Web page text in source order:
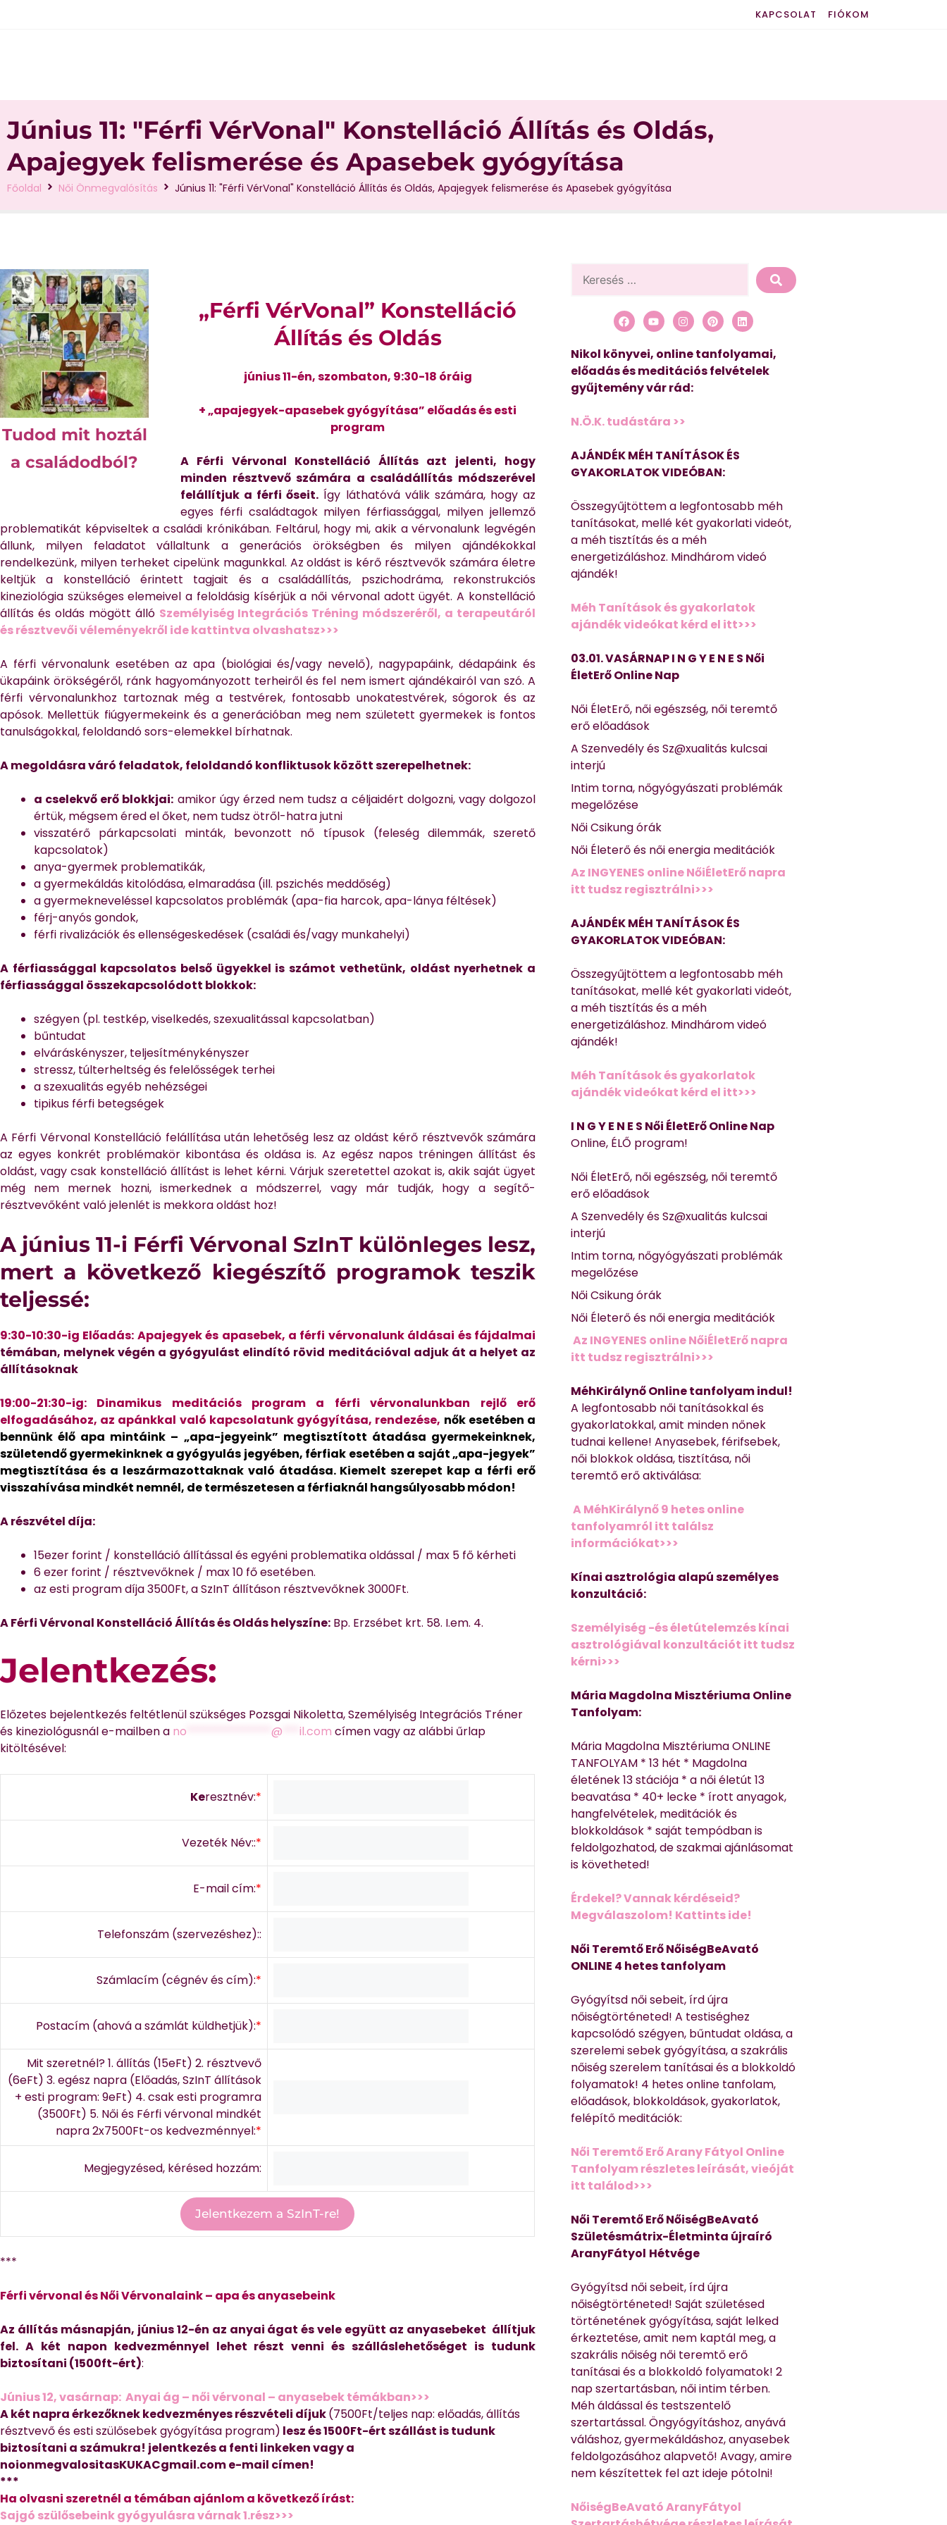
KAPCSOLAT FIÓKOM
Június 11: "Férfi VérVonal" Konstelláció Állítás és Oldás,
Apajegyek felismerése és Apasebek gyógyítása
Főoldal Női Önmegvalósítás Június 11: "Férfi VérVonal" Konstelláció Állítás és Oldás, Apajegyek felismerése és Apasebek gyógyítása
Tudod mit hoztál
a családodból?
„Férfi VérVonal” Konstelláció
Állítás és Oldás
június 11-én, szombaton, 9:30-18 óráig
+ „apajegyek-apasebek gyógyítása” előadás és esti
program
A Férfi Vérvonal Konstelláció Állítás azt jelenti, hogy
minden résztvevő számára a családállítás módszerével
felállítjuk a férfi őseit. Így láthatóvá válik számára, hogy az
egyes férfi családtagok milyen férfiassággal, milyen jellemző
problematikát képviseltek a családi krónikában. Feltárul, hogy mi, akik a vérvonalunk legvégén
állunk, milyen feladatot vállaltunk a generációs örökségben és milyen ajándékokkal
rendelkezünk, milyen terheket cipelünk magunkkal. Az oldást is kérő résztvevők számára életre
keltjük a konstelláció érintett tagjait és a családállítás, pszichodráma, rekonstrukciós
kineziológia szükséges elemeivel a feloldásig kísérjük a női vérvonal adott ügyét. A konstelláció
állítás és oldás mögött álló Személyiség Integrációs Tréning módszeréről, a terapeutáról
és résztvevői véleményekről ide kattintva olvashatsz>>>
A férfi vérvonalunk esetében az apa (biológiai és/vagy nevelő), nagypapáink, dédapáink és
ükapáink örökségéről, ránk hagyományozott terheiről és fel nem ismert ajándékairól van szó. A
férfi vérvonalunkhoz tartoznak még a testvérek, fontosabb unokatestvérek, sógorok és az
apósok. Mellettük fiúgyermekeink és a generációban meg nem született gyermekek is fontos
tanulságokkal, feloldandó sors-elemekkel bírhatnak.
A megoldásra váró feladatok, feloldandó konfliktusok között szerepelhetnek:
a cselekvő erő blokkjai: amikor úgy érzed nem tudsz a céljaidért dolgozni, vagy dolgozol
értük, mégsem éred el őket, nem tudsz ötről-hatra jutni
visszatérő párkapcsolati minták, bevonzott nő típusok (feleség dilemmák, szerető
kapcsolatok)
anya-gyermek problematikák,
a gyermekáldás kitolódása, elmaradása (ill. pszichés meddőség)
a gyermekneveléssel kapcsolatos problémák (apa-fia harcok, apa-lánya féltések)
férj-anyós gondok,
férfi rivalizációk és ellenségeskedések (családi és/vagy munkahelyi)
A férfiassággal kapcsolatos belső ügyekkel is számot vethetünk, oldást nyerhetnek a
férfiassággal összekapcsolódott blokkok:
szégyen (pl. testkép, viselkedés, szexualitással kapcsolatban)
bűntudat
elváráskényszer, teljesítménykényszer
stressz, túlterheltség és felelősségek terhei
a szexualitás egyéb nehézségei
tipikus férfi betegségek
A Férfi Vérvonal Konstelláció felállítása után lehetőség lesz az oldást kérő résztvevők számára
az egyes konkrét problémakör kibontása és oldása is. Az egész napos tréningen állítást és
oldást, vagy csak konstelláció állítást is lehet kérni. Várjuk szeretettel azokat is, akik saját ügyet
még nem mernek hozni, ismerkednek a módszerrel, vagy már tudják, hogy a segítő-
résztvevőként való jelenlét is mekkora oldást hoz!
A június 11-i Férfi Vérvonal SzInT különleges lesz,
mert a következő kiegészítő programok teszik
teljessé:
9:30-10:30-ig Előadás: Apajegyek és apasebek, a férfi vérvonalunk áldásai és fájdalmai
témában, melynek végén a gyógyulást elindító rövid meditációval adjuk át a helyet az
állításoknak
19:00-21:30-ig: Dinamikus meditációs program a férfi vérvonalunkban rejlő erő
elfogadásához, az apánkkal való kapcsolatunk gyógyítása, rendezése, nők esetében a
bennünk élő apa mintáink – „apa-jegyeink” megtisztított átadása gyermekeinknek,
születendő gyermekinknek a gyógyulás jegyében, férfiak esetében a saját „apa-jegyek”
megtisztítása és a leszármazottaknak való átadása. Kiemelt szerepet kap a férfi erő
visszahívása mindkét nemnél, de természetesen a férfiaknál hangsúlyosabb módon!
A részvétel díja:
15ezer forint / konstelláció állítással és egyéni problematika oldással / max 5 fő kérheti
6 ezer forint / résztvevőknek / max 10 fő esetében.
az esti program díja 3500Ft, a SzInT állításon résztvevőknek 3000Ft.
A Férfi Vérvonal Konstelláció Állítás és Oldás helyszíne: Bp. Erzsébet krt. 58. I.em. 4.
Jelentkezés:
Előzetes bejelentkezés feltétlenül szükséges Pozsgai Nikoletta, Személyiség Integrációs Tréner
és kineziológusnál e-mailben a no @ il.com címen vagy az alábbi űrlap
kitöltésével:
Keresztnév:*
Vezeték Név::*
E-mail cím:*
Telefonszám (szervezéshez)::
Számlacím (cégnév és cím):*
Postacím (ahová a számlát küldhetjük):*
Mit szeretnél? 1. állítás (15eFt) 2. résztvevő
(6eFt) 3. egész napra (Előadás, SzInT állítások
+ esti program: 9eFt) 4. csak esti programra
(3500Ft) 5. Női és Férfi vérvonal mindkét
napra 2x7500Ft-os kedvezménnyel:*
Megjegyzésed, kérésed hozzám:
***
Férfi vérvonal és Női Vérvonalaink – apa és anyasebeink
Az állítás másnapján, június 12-én az anyai ágat és vele együtt az anyasebeket állítjuk
fel. A két napon kedvezménnyel lehet részt venni és szálláslehetőséget is tudunk
biztosítani (1500ft-ért):
Június 12, vasárnap: Anyai ág – női vérvonal – anyasebek témákban>>>
A két napra érkezőknek kedvezményes részvételi díjuk(7500Ft/teljes nap: előadás, állítás
résztvevő és esti szülősebek gyógyítása program) lesz és 1500Ft-ért szállást is tudunk
biztosítani a számukra! jelentkezés a fenti linkeken vagy a
noionmegvalositasKUKACgmail.com e-mail címen!
***
Ha olvasni szeretnél a témában ajánlom a következő írást:
Sajgó szülősebeink gyógyulásra várnak 1.rész>>>
Nikol könyvei, online tanfolyamai,
előadás és meditációs felvételek
gyűjtemény vár rád:
N.Ö.K. tudástára >>
AJÁNDÉK MÉH TANÍTÁSOK ÉS
GYAKORLATOK VIDEÓBAN:
Összegyűjtöttem a legfontosabb méh
tanításokat, mellé két gyakorlati videót,
a méh tisztítás és a méh
energetizáláshoz. Mindhárom videó
ajándék!
Méh Tanítások és gyakorlatok
ajándék videókat kérd el itt>>>
03.01. VASÁRNAP I N G Y E N E S Női
ÉletErő Online Nap
Női ÉletErő, női egészség, női teremtő
erő előadások
A Szenvedély és Sz@xualitás kulcsai
interjú
Intim torna, nőgyógyászati problémák
megelőzése
Női Csikung órák
Női Életerő és női energia meditációk
Az INGYENES online NőiÉletErő napra
itt tudsz regisztrálni>>>
AJÁNDÉK MÉH TANÍTÁSOK ÉS
GYAKORLATOK VIDEÓBAN:
Összegyűjtöttem a legfontosabb méh
tanításokat, mellé két gyakorlati videót,
a méh tisztítás és a méh
energetizáláshoz. Mindhárom videó
ajándék!
Méh Tanítások és gyakorlatok
ajándék videókat kérd el itt>>>
I N G Y E N E S Női ÉletErő Online Nap
Online, ÉLŐ program!
Női ÉletErő, női egészség, női teremtő
erő előadások
A Szenvedély és Sz@xualitás kulcsai
interjú
Intim torna, nőgyógyászati problémák
megelőzése
Női Csikung órák
Női Életerő és női energia meditációk
Az INGYENES online NőiÉletErő napra
itt tudsz regisztrálni>>>
MéhKirálynő Online tanfolyam indul!
A legfontosabb női tanításokkal és
gyakorlatokkal, amit minden nőnek
tudnai kellene! Anyasebek, férifsebek,
női blokkok oldása, tisztítása, női
teremtő erő aktiválása:
A MéhKirálynő 9 hetes online
tanfolyamról itt találsz
információkat>>>
Kínai asztrológia alapú személyes
konzultáció:
Személyiség -és életútelemzés kínai
asztrológiával konzultációt itt tudsz
kérni>>>
Mária Magdolna Misztériuma Online
Tanfolyam:
Mária Magdolna Misztériuma ONLINE
TANFOLYAM * 13 hét * Magdolna
életének 13 stációja * a női életút 13
beavatása * 40+ lecke * írott anyagok,
hangfelvételek, meditációk és
blokkoldások * saját tempódban is
feldolgozhatod, de szakmai ajánlásomat
is követheted!
Érdekel? Vannak kérdéseid?
Megválaszolom! Kattints ide!
Női Teremtő Erő NőiségBeAvató
ONLINE 4 hetes tanfolyam
Gyógyítsd női sebeit, írd újra
nőiségtörténeted! A testiséghez
kapcsolódó szégyen, bűntudat oldása, a
szerelemi sebek gyógyítása, a szakrális
nőiség szerelem tanításai és a blokkoldó
folyamatok! 4 hetes online tanfolam,
előadások, blokkoldások, gyakorlatok,
felépítő meditációk:
Női Teremtő Erő Arany Fátyol Online
Tanfolyam részletes leírását, vieóját
itt találod>>>
Női Teremtő Erő NőiségBeAvató
Születésmátrix-Életminta újraíró
AranyFátyol Hétvége
Gyógyítsd női sebeit, írd újra
nőiségtörténeted! Saját születésed
történetének gyógyítása, saját lelked
érkeztetése, amit nem kaptál meg, a
szakrális nőiség női teremtő erő
tanításai és a blokkoldó folyamatok! 2
nap szertartásban, női intim térben.
Méh áldással és testszentelő
szertartással. Öngyógyításhoz, anyává
váláshoz, gyermekáldáshoz, anyasebek
feldolgozásához alapvető! Avagy, amire
nem készítettek fel azt ideje pótolni!
NőiségBeAvató AranyFátyol